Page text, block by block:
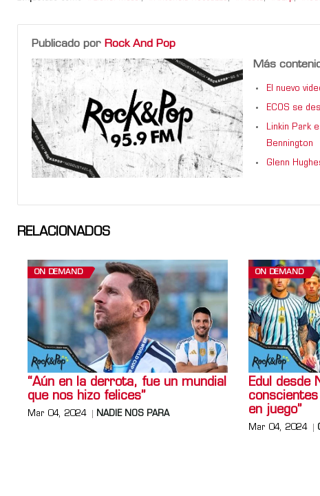
Publicado por Rock And Pop
Más
El nuevo
ECOS se
Linkin Park
Bennington
Glenn
RELACIONADOS
ON DEMAND
“Aún en la derrota, fue un mundial
que nos hizo felices”
Mar 04, 2024 NADIE NOS PARA
ON DEMAND
Edul desde
en juego”
Mar 04, 2024